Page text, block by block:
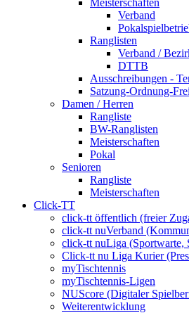
Meisterschaften
Verband
Ranglisten
Verband /
DTTB
Ausschreibungen -
Satzung-Ordnung-
Damen / Herren
Rangliste
BW-Ranglisten
Meisterschaften
Pokal
Senioren
Rangliste
Meisterschaften
Click-TT
click-tt öffentlich (freier
click-tt nuVerband
click-tt nuLiga (Sportwarte,
Click-tt nu Liga Kurier
myTischtennis
myTischtennis-Ligen
NUScore (Digitaler
Weiterentwicklung